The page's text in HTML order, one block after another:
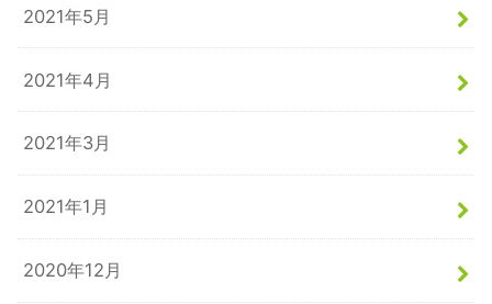
2021年5月
2021年4月
2021年3月
2021年1月
2020年12月